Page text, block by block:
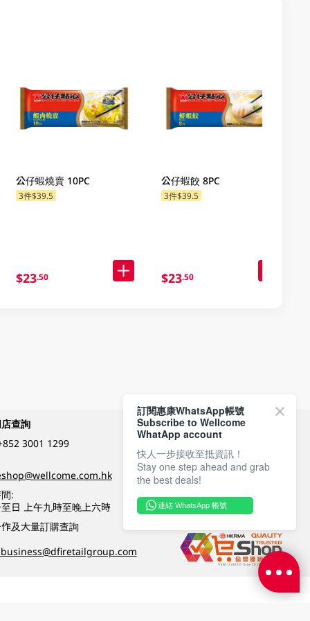
公仔蝦燒賣 10PC
3件$39.5
$23.50
公仔蝦餃 8PC
3件$39.5
$23.50
查詢
3001 1299
:
日 上午九時至晚上六時
及大量訂購查詢
付款方式
關注我們
訂閱惠康WhatsApp帳號
Subscribe to Wellcome
WhatApp account
快人一步接收至抵資訊！
Stay one step ahead and grab
the best deals!
連結 WhatsApp 帳號